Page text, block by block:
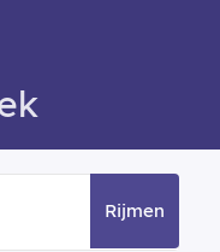
Rijmen